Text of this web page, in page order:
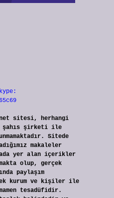
sitesi, herhangi
şahıs şirketi ile
Sitede
makaleler
yer alan içerikler
olup, gerçek
paylaşım
kurum ve kişiler ile
tesadüfidir.